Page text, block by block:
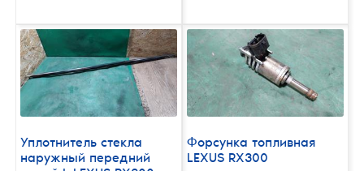
Уплотнитель стекла
наружный передний
Форсунка топливная
LEXUS RX300